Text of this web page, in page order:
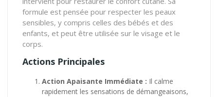
formule est pensée pour respecter les peaux
sensibles, y compris celles des bébés et des
enfants, et peut être utilisée sur le visage et le
corps.
Actions Principales
Action Apaisante Immédiate : Il calme
rapidement les sensations de démangeaisons,